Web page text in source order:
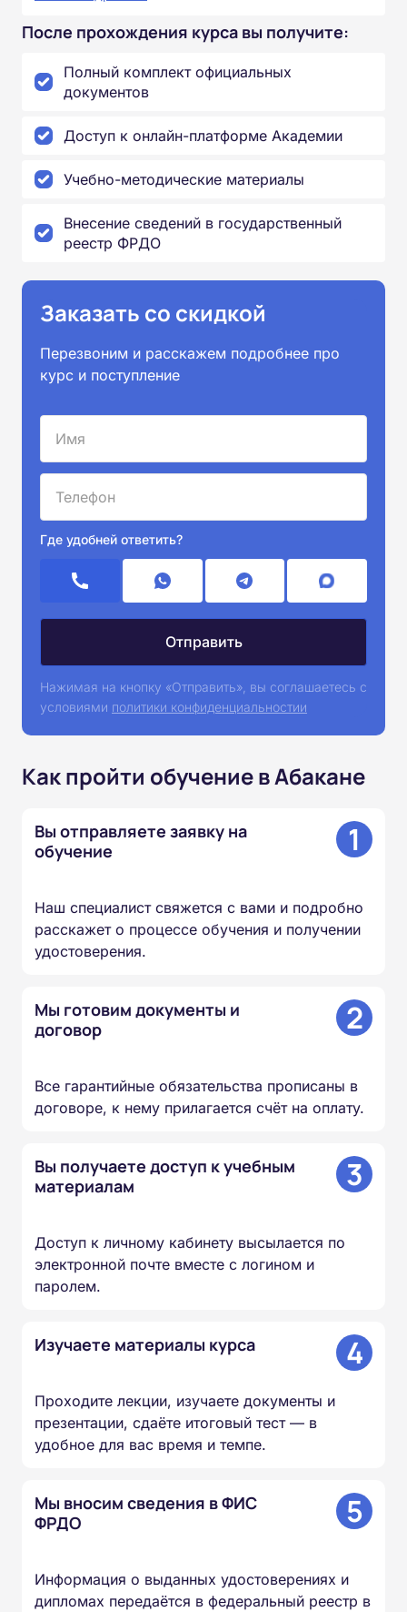
После прохождения курса вы получите:
Полный комплект официальных
документов
Доступ к онлайн-платформе Академии
Учебно-методические материалы
Внесение сведений в государственный
реестр ФРДО
Заказать со скидкой
Перезвоним и расскажем подробнее про
курс и поступление
Где удобней ответить?
Нажимая на кнопку «Отправить», вы соглашаетесь с
условиями политики конфиденциальностии
Как пройти обучение в Абакане
Вы отправляете заявку на
обучение
1
Наш специалист свяжется с вами и подробно
расскажет о процессе обучения и получении
удостоверения.
Мы готовим документы и
договор
2
Все гарантийные обязательства прописаны в
договоре, к нему прилагается счёт на оплату.
Вы получаете доступ к учебным
материалам
3
Доступ к личному кабинету высылается по
электронной почте вместе с логином и
паролем.
Изучаете материалы курса 4
Проходите лекции, изучаете документы и
презентации, сдаёте итоговый тест — в
удобное для вас время и темпе.
Мы вносим сведения в ФИС
ФРДО
5
Информация о выданных удостоверениях и
дипломах передаётся в федеральный реестр в